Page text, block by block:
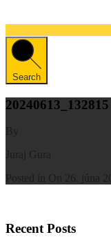
Search
20240613_132815
Recent Posts